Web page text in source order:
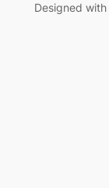
Designed with